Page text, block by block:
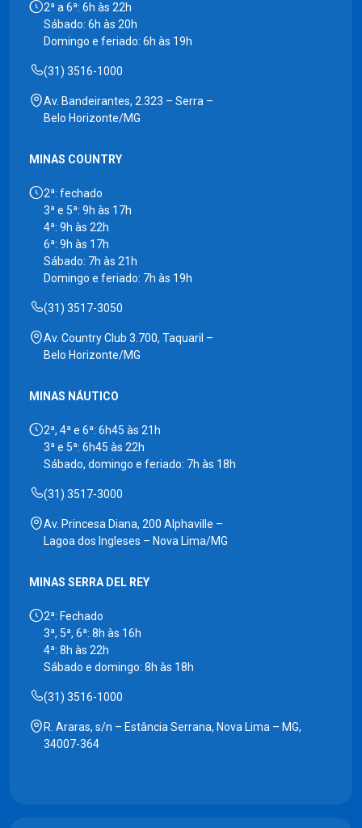
2ª a 6ª: 6h às 22h
Sábado: 6h às 20h
Domingo e feriado: 6h às 19h
(31) 3516-1000
Av. Bandeirantes, 2.323 – Serra –
Belo Horizonte/MG
MINAS COUNTRY
2ª: fechado
3ª e 5ª: 9h às 17h
4ª: 9h às 22h
6ª: 9h às 17h
Sábado: 7h às 21h
Domingo e feriado: 7h às 19h
(31) 3517-3050
Av. Country Club 3.700, Taquaril –
Belo Horizonte/MG
MINAS NÁUTICO
2ª, 4ª e 6ª: 6h45 às 21h
3ª e 5ª: 6h45 às 22h
Sábado, domingo e feriado: 7h às 18h
(31) 3517-3000
Av. Princesa Diana, 200 Alphaville –
Lagoa dos Ingleses – Nova Lima/MG
MINAS SERRA DEL REY
2ª: Fechado
3ª, 5ª, 6ª: 8h às 16h
4ª: 8h às 22h
Sábado e domingo: 8h às 18h
(31) 3516-1000
R. Araras, s/n – Estância Serrana, Nova Lima – MG,
34007-364